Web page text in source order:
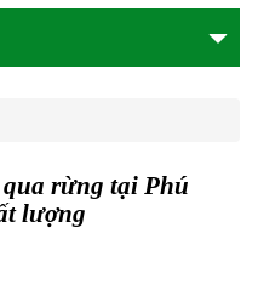
rừng tại Phú
lượng